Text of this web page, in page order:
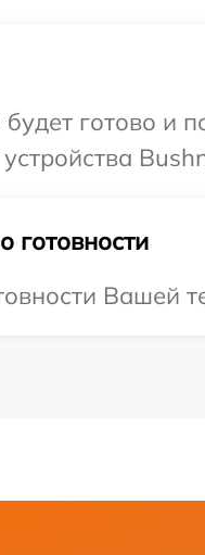
будет готово
готовности
Вашей